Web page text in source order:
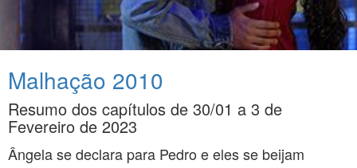
Malhação 2010
Resumo dos capítulos de 30/01 a 3 de
Fevereiro de 2023
Ângela se declara para Pedro e eles se beijam